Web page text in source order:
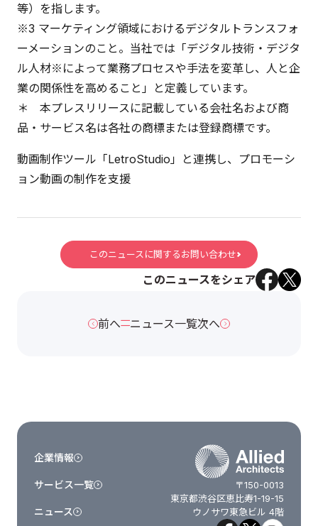
等）を指します。
※3 マーケティング領域におけるデジタルトランスフォ
ーメーションのこと。当社では「デジタル技術・デジタ
ル人材※によって業務プロセスや手法を変革し、人と企
業の関係性を高めること」と定義しています。
＊ 本プレスリリースに記載している会社名および商
品・サービス名は各社の商標または登録商標です。
動画制作ツール「LetroStudio」と連携し、プロモーシ
ョン動画の制作を支援
このニュースに関するお問い合わせ
このニュースをシェア
前へ ニュース一覧次へ
〒150-0013
東京都渋谷区恵比寿1-19-15
ウノサワ東急ビル 4階
企業情報
サービス一覧
ニュース